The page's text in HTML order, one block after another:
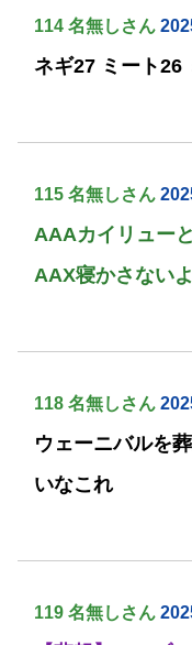
114 名無しさん
ネギ27 ミート26
115 名無しさん
AAAカイリュー
AAX寝かさない
118 名無しさん
ウェーニバルを
いなこれ
119 名無しさん